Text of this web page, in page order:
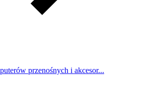
przenośnych i akcesor...